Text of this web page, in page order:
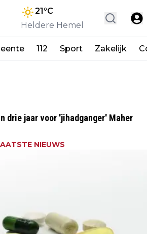
21°C
Heldere Hemel
112 Sport Zakelijk
drie jaar voor 'jihadganger' Maher
NIEUWS